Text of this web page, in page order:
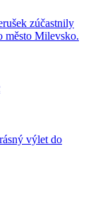
zúčastnily
město Milevsko.
výlet do